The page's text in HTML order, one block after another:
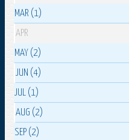
MAR (1)
APR
MAY (2)
JUN (4)
JUL (1)
AUG (2)
SEP (2)